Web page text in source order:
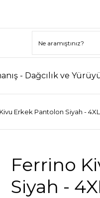
- Dağcılık ve
Erkek Pantolon Siyah - 4XL
Ferrino
Siyah -